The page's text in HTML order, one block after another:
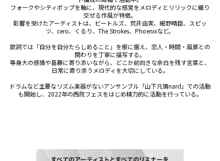
フォークやシティポップを軸に、現代的な感覚をメロディとリリックに織り
交ぜる作風が特徴。
影響を受けたアーティストは、ビートルズ、荒井由実、細野晴臣、スピッ
ツ、cero、くるり、The Strokes、Phoenixなど。
歌詞では「自分を自分たらしめること」を根に据え、恋人・時間・風景との
関わりを丁寧に描写する。
等身大の感情や葛藤に寄り添いながら、どこか前向きな余白を残す言葉と、
日常に寄り添うメロディを大切にしている。
ドラムなど主要なリズム楽器がないアンサンブル「山下凡情nard」での活動
も開始し、2022年の西院フェスをはじめ精力的に活動を行っている。